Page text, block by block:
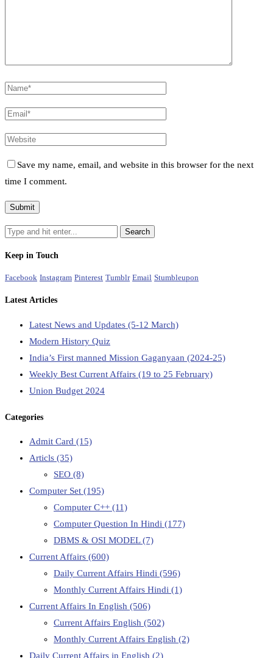
Save my name, email, and website in this browser for the next
time I comment.
Keep in Touch
Facebook Instagram Pinterest Tumblr Email Stumbleupon
Latest Articles
Latest News and Updates (5-12 March)
Modern History Quiz
India’s First manned Mission Gaganyaan (2024-25)
Weekly Best Current Affairs (19 to 25 February)
Union Budget 2024
Categories
Admit Card (15)
Articls (35)
SEO (8)
Computer Set (195)
Computer C++ (11)
Computer Question In Hindi (177)
DBMS & OSI MODEL(7)
Current Affairs (600)
Daily Current Affairs Hindi (596)
Monthly Current Affairs Hindi (1)
Current Affairs In English (506)
Current Affairs English (502)
Monthly Current Affairs English (2)
Daily Current Affairs in English (2)